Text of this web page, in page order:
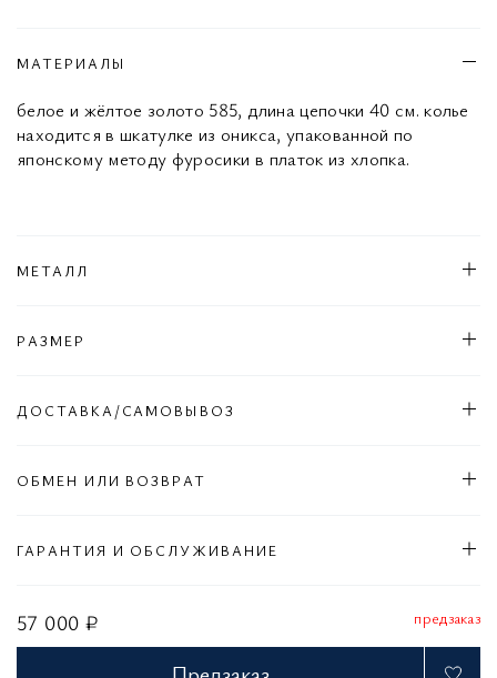
57 000 ₽ предзаказ
МАТЕРИАЛЫ
белое и жёлтое золото 585, длина цепочки 40 см. колье
находится в шкатулке из оникса, упакованной по
японскому методу фуросики в платок из хлопка.
МЕТАЛЛ
РАЗМЕР
ДОСТАВКА/САМОВЫВОЗ
ОБМЕН ИЛИ ВОЗВРАТ
ГАРАНТИЯ И ОБСЛУЖИВАНИЕ